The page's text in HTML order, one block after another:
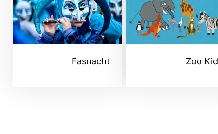
Fasnacht Zoo